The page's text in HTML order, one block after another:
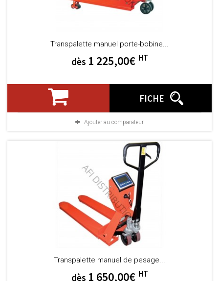
Transpalette manuel porte-bobine...
dès 1 225,00€ HT
FICHE
Ajouter au comparateur
Transpalette manuel de pesage...
dès 1 650,00€ HT